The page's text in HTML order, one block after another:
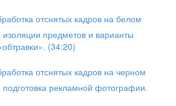
отснятых кадров на белом
предметов и варианты
(34:20)
отснятых кадров на черном
рекламной фотографии.